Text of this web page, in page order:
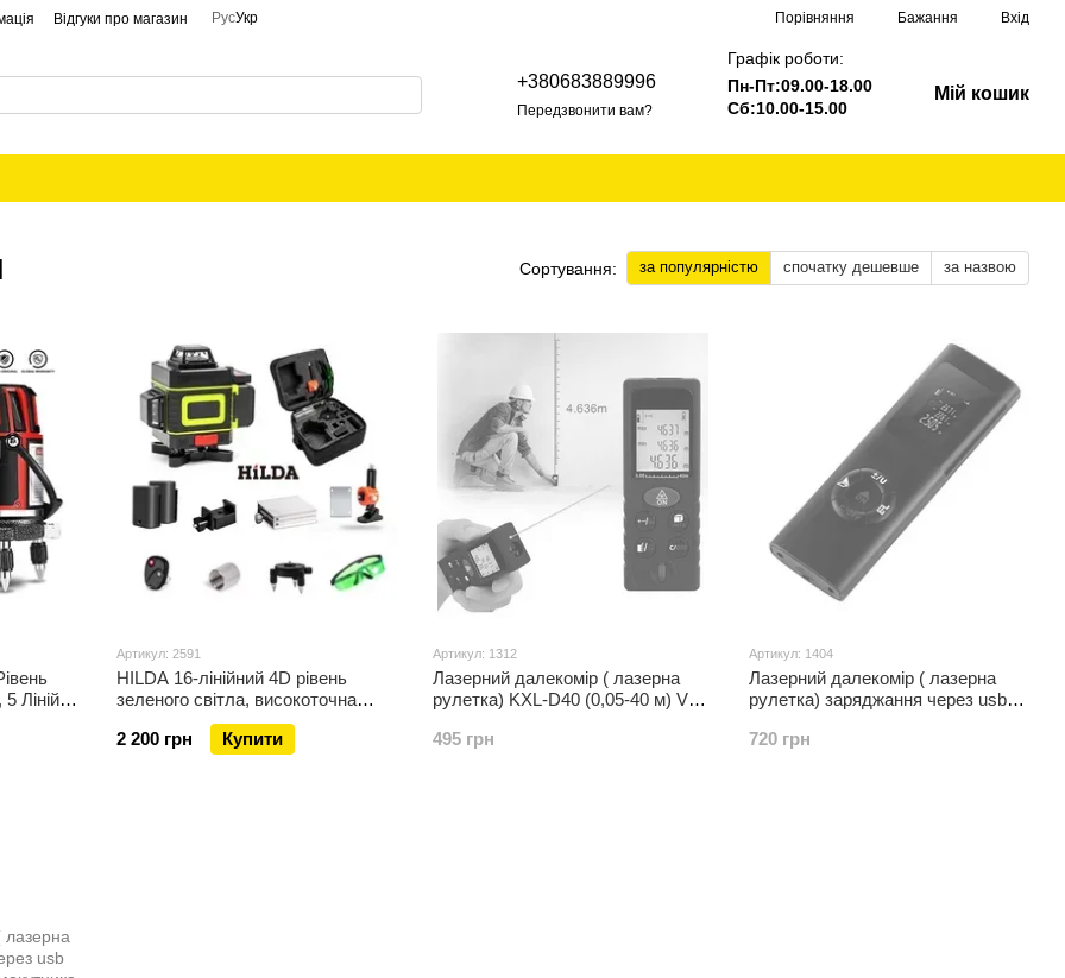
Відгуки про магазин РусУкр Порівняння Бажання Вхід
+380683889996
Передзвонити вам?
Графік роботи:
Пн-Пт:09.00-18.00
Сб:10.00-15.00
Мій кошик
Сортування: за популярністю спочатку дешевше за назвою
Ліній 6
Артикул: 2591
HILDA 16-лінійний 4D рівень
зеленого світла, високоточна
автоматична лінія Максимальна
комплектація
2 200 грн Купити
Артикул: 1312
Лазерний далекомір ( лазерна
рулетка) KXL-D40 (0,05-40 м) V
гіпотеннуза
495 грн
Артикул: 1404
Лазерний далекомір ( лазерна
рулетка) заряджання через usb
вимірювання
720 грн